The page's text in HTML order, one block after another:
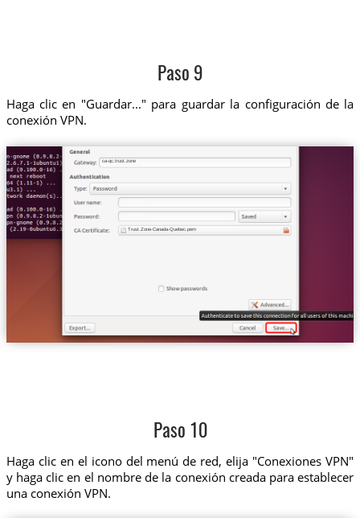
Paso 9
Haga clic en "Guardar..." para guardar la configuración de la
conexión VPN.
ca-qc.trust.zone
Trust.Zone-Canada-Quebec.pem
Paso 10
Haga clic en el icono del menú de red, elija "Conexiones VPN"
y haga clic en el nombre de la conexión creada para establecer
una conexión VPN.